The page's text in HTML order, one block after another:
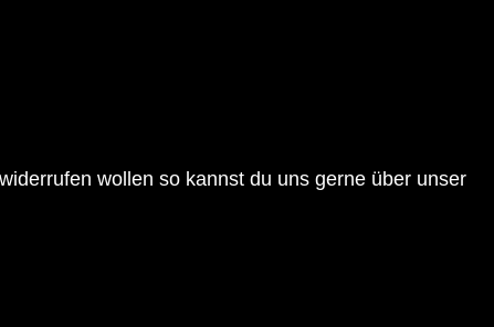
wollen so kannst du uns gerne über unser